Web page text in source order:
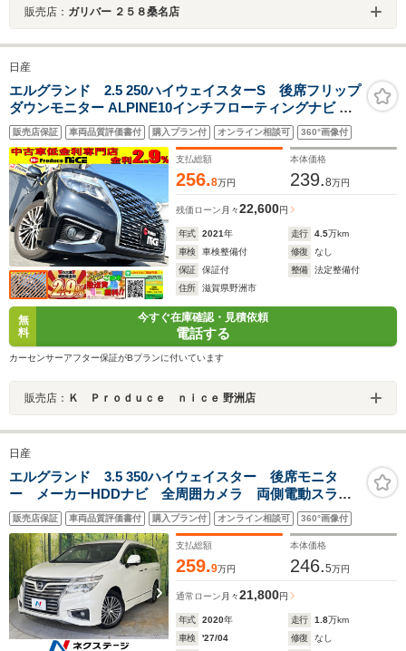
販売店： ガリバー ２５８桑名店
日産
エルグランド 2.5 250ハイウェイスターS 後席フリップ
ダウンモニター ALPINE10インチフローティングナビ バ
ックカメラ フルセグ ETC 両側電動スライドドア LEDヘ
ッドライト エマージェンシーブレーキ 純正18AW ブライ
ンドスポットモニター
販売店保証 車両品質評価書付 購入プラン付 オンライン相談可 360°画像付
支払総額
256.8万円
本体価格
239.8万円
残価ローン 月々22,600円
年式 2021年 走行 4.5万km
車検
車検整備付 修復
なし
保証
保証付 整備
法定整備付
住所
滋賀県野洲市
無
料
今すぐ在庫確認・見積依頼
電話する
カーセンサーアフター保証がBプランに付いています
販売店： Ｋ Ｐｒｏｄｕｃｅ ｎｉｃｅ 野洲店
日産
エルグランド 3.5 350ハイウェイスター 後席モニタ
ー メーカーHDDナビ 全周囲カメラ 両側電動スライ
ドドア 電動リアゲート エマージェンシーブレーキ
アダプティブクルーズ ハーフレザー オットマン ド
ラレコ コーナーセンサー LEDヘッド
販売店保証 車両品質評価書付 購入プラン付 オンライン相談可 360°画像付
支払総額
259.9万円
本体価格
246.5万円
通常ローン 月々21,800円
年式 2020年 走行 1.8万km
車検
'27/04 修復
なし